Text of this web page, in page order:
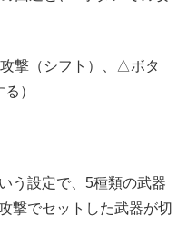
撃（シフト）、△ボタ
）
う設定で、5種類の武器
撃でセットした武器が切